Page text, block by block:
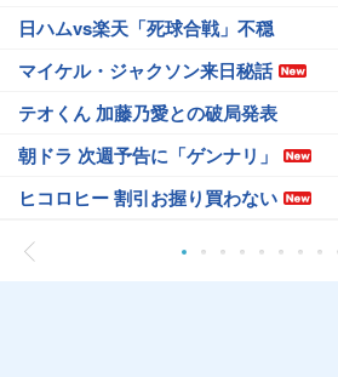
日ハムvs楽天「死球合戦」不穏
マイケル・ジャクソン来日秘話
テオくん 加藤乃愛との破局発表
朝ドラ 次週予告に「ゲンナリ」
ヒコロヒー 割引お握り買わない